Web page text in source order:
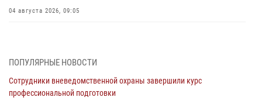
04 августа 2026, 09:05
03 августа 2026, 13:43 1
Росгвардейцы обеспечили безопасность граждан в День Лев-
Толстовского района
ПОПУЛЯРНЫЕ НОВОСТИ
Сотрудники вневедомственной охраны завершили курс
профессиональной подготовки